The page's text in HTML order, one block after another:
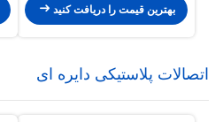
بهترین قیمت را دریافت کنید
اتصالات پلاستیکی دایره ای